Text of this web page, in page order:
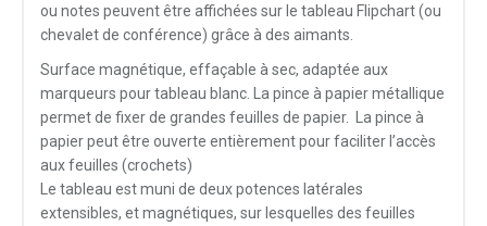
ou notes peuvent être affichées sur le tableau Flipchart (ou
chevalet de conférence) grâce à des aimants.
Surface magnétique, effaçable à sec, adaptée aux
marqueurs pour tableau blanc. La pince à papier métallique
permet de fixer de grandes feuilles de papier. La pince à
papier peut être ouverte entièrement pour faciliter l’accès
aux feuilles (crochets)
Le tableau est muni de deux potences latérales
extensibles, et magnétiques, sur lesquelles des feuilles